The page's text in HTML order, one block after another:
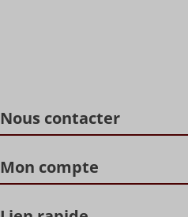
Nous contacter
Mon compte